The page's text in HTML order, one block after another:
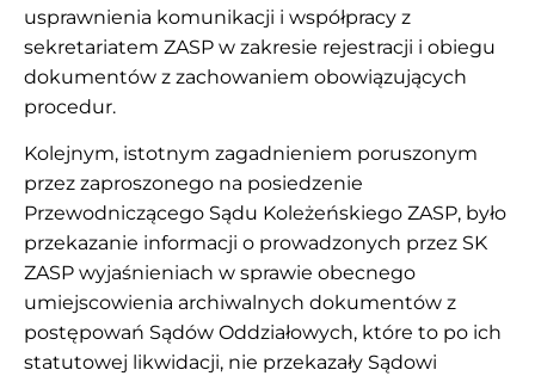
usprawnienia komunikacji i współpracy z
sekretariatem ZASP w zakresie rejestracji i obiegu
dokumentów z zachowaniem obowiązujących
procedur.
Kolejnym, istotnym zagadnieniem poruszonym
przez zaproszonego na posiedzenie
Przewodniczącego Sądu Koleżeńskiego ZASP, było
przekazanie informacji o prowadzonych przez SK
ZASP wyjaśnieniach w sprawie obecnego
umiejscowienia archiwalnych dokumentów z
postępowań Sądów Oddziałowych, które to po ich
statutowej likwidacji, nie przekazały Sądowi